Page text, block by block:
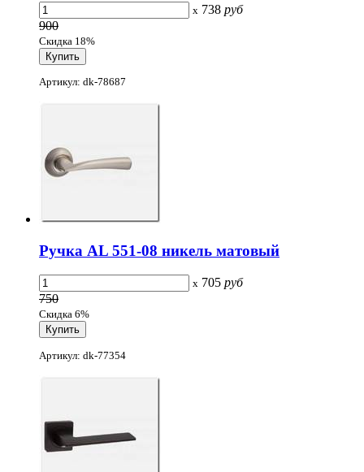
x 738 руб
900
Скидка 18%
Артикул: dk-78687
Ручка AL 551-08 никель матовый
x 705 руб
750
Скидка 6%
Артикул: dk-77354